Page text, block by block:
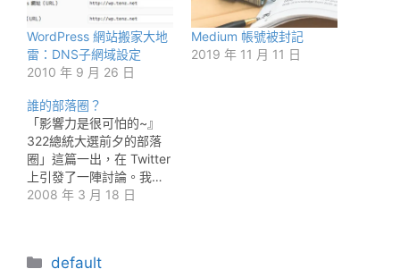
WordPress 網站搬家大地
雷：DNS子網域設定
2010 年 9 月 26 日
Medium 帳號被封記
2019 年 11 月 11 日
誰的部落圈？
「影響力是很可怕的~』
322總統大選前夕的部落
圈」這篇一出，在 Twitter
上引發了一陣討論。我…
2008 年 3 月 18 日
分
default